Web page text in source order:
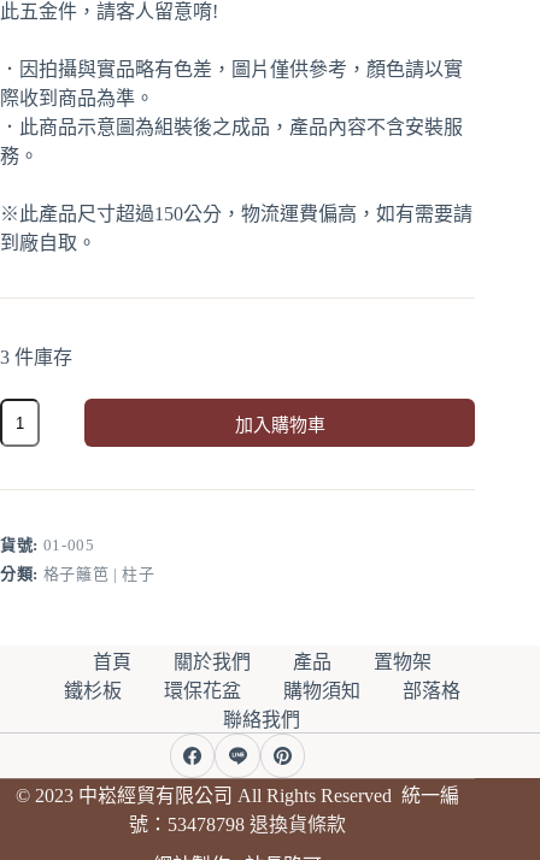
此五金件，請客人留意唷!
．因拍攝與實品略有色差，圖片僅供參考，顏色請以實
際收到商品為準。
．此商品示意圖為組裝後之成品，產品內容不含安裝服
務。
※此產品尺寸超過150公分，物流運費偏高，如有需要請
到廠自取。
3 件庫存
美
杉-
子
籬
加入購物車
r
n
a
貨號: 01-005
分類: 格子籬笆 | 柱子
首頁 關於我們 產品
置物架
鐵杉板
環保花盆 購物須知
部落格
聯絡我們
© 2023 中崧經貿有限公司 All Rights Reserved 統一編
號：53478798退換貨條款